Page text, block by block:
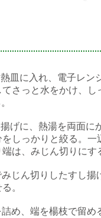
皿に入れ、電子レン
さっと水をかけ、し
⠀
げに、熱湯を両面に
しっかりと絞る。一
は、みじん切りにす
じん切りしたすし揚
。⠀
め、端を楊枝で留め